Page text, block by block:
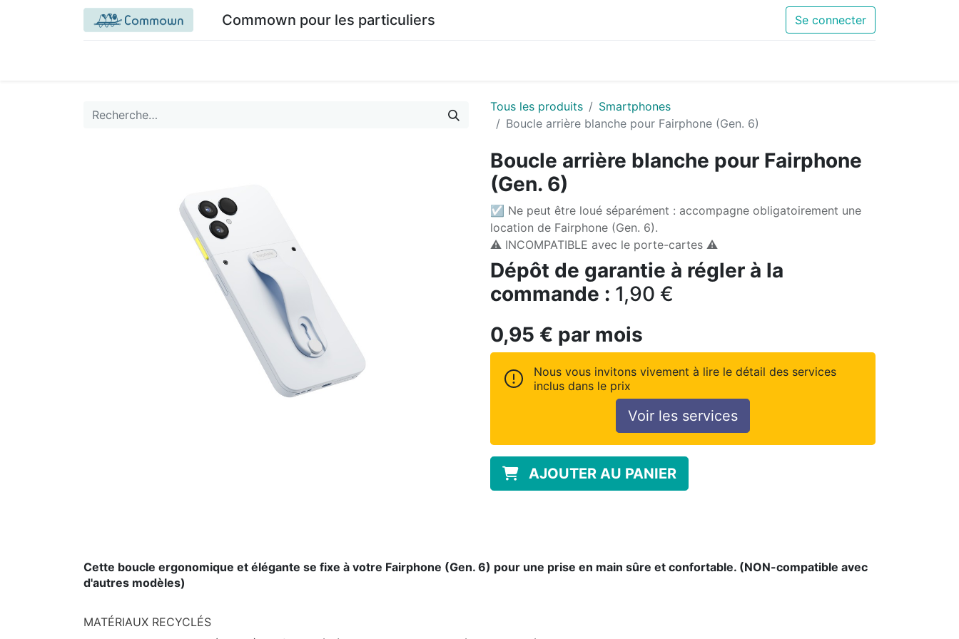
Commown pour les particuliers Se connecter
Tous les produits
Smartphones
Boucle arrière blanche pour Fairphone (Gen. 6)
Boucle arrière blanche pour Fairphone
(Gen. 6)
☑ Ne peut être loué séparément : accompagne obligatoirement une
location de Fairphone (Gen. 6).
⚠️ INCOMPATIBLE avec le porte-cartes ⚠️
Dépôt de garantie à régler à la
commande : 1,90 €
0,95 € par mois
Nous vous invitons vivement à lire le détail des services
inclus dans le prix
Voir les services
AJOUTER AU PANIER
Cette boucle ergonomique et élégante se fixe à votre Fairphone (Gen. 6) pour une prise en main sûre et confortable. (NON-compatible avec
d'autres modèles)
MATÉRIAUX RECYCLÉS